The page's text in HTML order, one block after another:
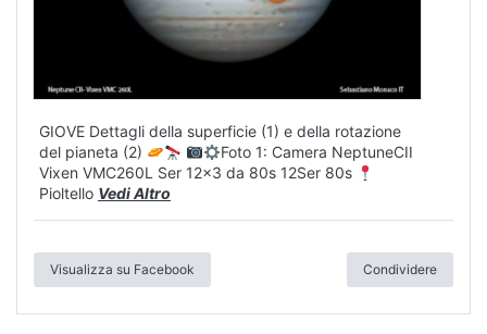
GIOVE Dettagli della superficie (1) e della rotazione
del pianeta (2)
Foto 1: Camera NeptuneCII
Vixen VMC260L Ser 12x3 da 80s 12Ser 80s
Pioltello Vedi Altro
Visualizza su Facebook Condividere